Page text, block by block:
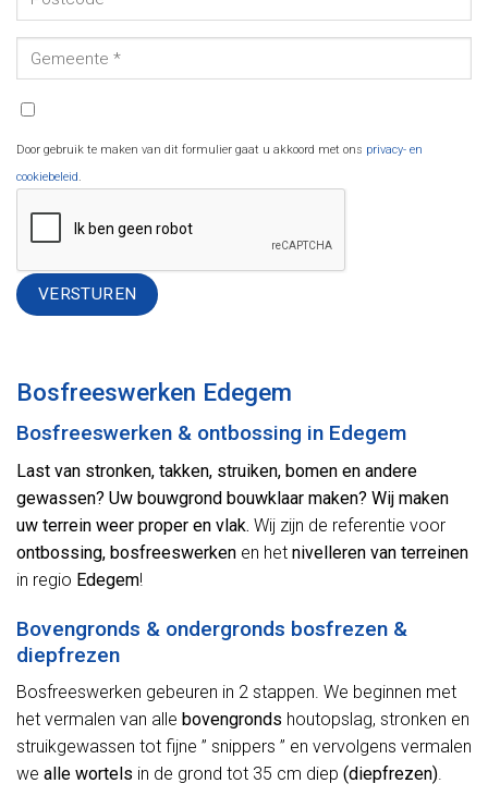
Door gebruik te maken van dit formulier gaat u akkoord met ons privacy- en
cookiebeleid.
Bosfreeswerken Edegem
Bosfreeswerken & ontbossing in Edegem
Last van stronken, takken, struiken, bomen en andere
gewassen? Uw bouwgrond bouwklaar maken? Wij maken
uw terrein weer proper en vlak. Wij zijn de referentie voor
ontbossing, bosfreeswerken en het nivelleren van terreinen
in regio Edegem!
Bovengronds & ondergronds bosfrezen &
diepfrezen
Bosfreeswerken gebeuren in 2 stappen. We beginnen met
het vermalen van alle bovengronds houtopslag, stronken en
struikgewassen tot fijne ” snippers ” en vervolgens vermalen
we alle wortels in de grond tot 35 cm diep (diepfrezen).